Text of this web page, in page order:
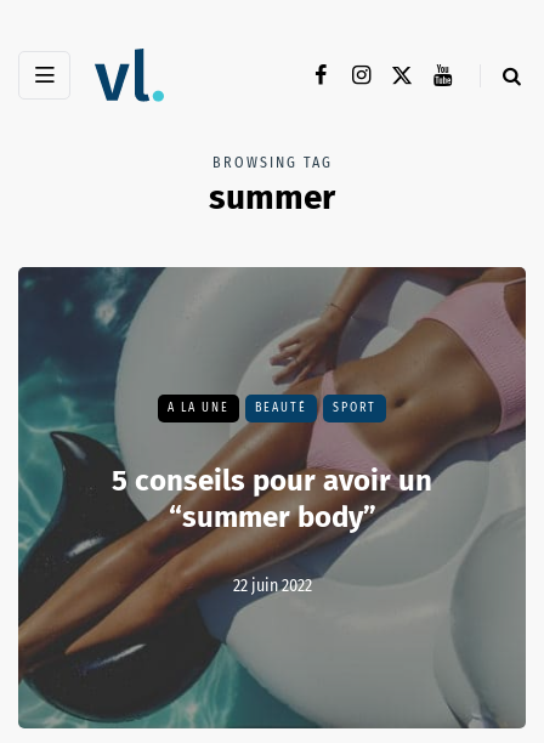
BROWSING TAG
summer
A LA UNE BEAUTÉ SPORT
5 conseils pour avoir un
“summer body”
22 juin 2022